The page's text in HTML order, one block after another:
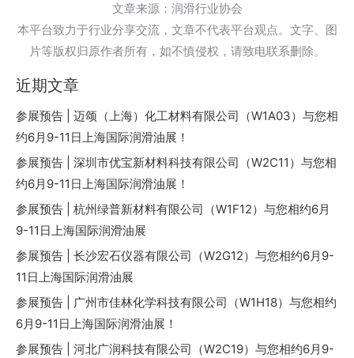
文章来源：润滑行业协会
本平台致力于行业分享交流，文章不代表平台观点。文字、图
片等版权归原作者所有，如不慎侵权，请致电联系删除。
近期文章
参展预告 | 迈颂（上海）化工材料有限公司（W1A03）与您相
约6月9-11日上海国际润滑油展！
参展预告 | 深圳市优宝新材料科技有限公司（W2C11）与您相
约6月9-11日上海国际润滑油展！
参展预告 | 杭州绿普新材料有限公司（W1F12）与您相约6月
9-11日上海国际润滑油展
参展预告 | 长沙宏石仪器有限公司（W2G12）与您相约6月9-
11日上海国际润滑油展
参展预告 | 广州市佳林化学科技有限公司（W1H18）与您相约
6月9-11日上海国际润滑油展！
参展预告 | 河北广润科技有限公司（W2C19）与您相约6月9-